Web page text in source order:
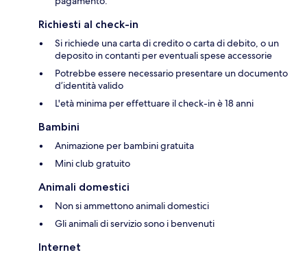
Richiesti al check-in
Si richiede una carta di credito o carta di debito, o un
deposito in contanti per eventuali spese accessorie
Potrebbe essere necessario presentare un documento
d’identità valido
L'età minima per effettuare il check-in è 18 anni
Bambini
Animazione per bambini gratuita
Mini club gratuito
Animali domestici
Non si ammettono animali domestici
Gli animali di servizio sono i benvenuti
Internet